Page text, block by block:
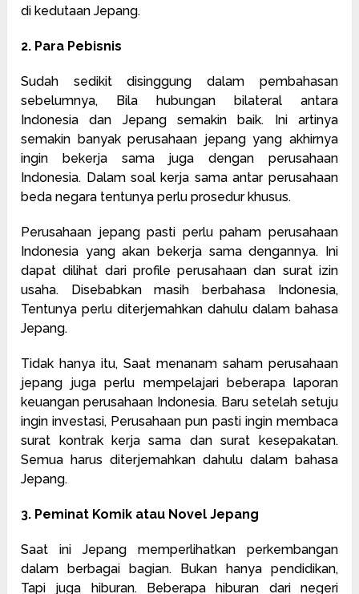
di kedutaan Jepang.
2. Para Pebisnis
Sudah sedikit disinggung dalam pembahasan
sebelumnya, Bila hubungan bilateral antara
Indonesia dan Jepang semakin baik. Ini artinya
semakin banyak perusahaan jepang yang akhirnya
ingin bekerja sama juga dengan perusahaan
Indonesia. Dalam soal kerja sama antar perusahaan
beda negara tentunya perlu prosedur khusus.
Perusahaan jepang pasti perlu paham perusahaan
Indonesia yang akan bekerja sama dengannya. Ini
dapat dilihat dari profile perusahaan dan surat izin
usaha. Disebabkan masih berbahasa Indonesia,
Tentunya perlu diterjemahkan dahulu dalam bahasa
Jepang.
Tidak hanya itu, Saat menanam saham perusahaan
jepang juga perlu mempelajari beberapa laporan
keuangan perusahaan Indonesia. Baru setelah setuju
ingin investasi, Perusahaan pun pasti ingin membaca
surat kontrak kerja sama dan surat kesepakatan.
Semua harus diterjemahkan dahulu dalam bahasa
Jepang.
3. Peminat Komik atau Novel Jepang
Saat ini Jepang memperlihatkan perkembangan
dalam berbagai bagian. Bukan hanya pendidikan,
Tapi juga hiburan. Beberapa hiburan dari negeri